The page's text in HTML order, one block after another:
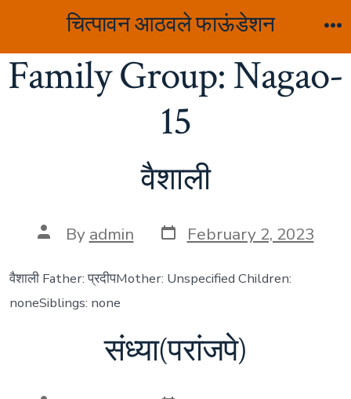
content
चित्पावन आठवले फाऊंडेशन
Family Group:Nagao-
15
वैशाली
Post
author
By admin Post
date
February 2, 2023
वैशाली Father: प्रदीपMother: Unspecified Children:
noneSiblings: none
संध्या(परांजपे)